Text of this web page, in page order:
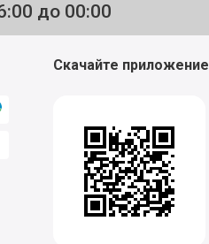
до 00:00
Скачайте приложение